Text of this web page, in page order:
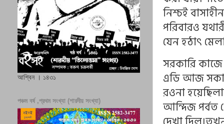
নিশ্চই
পরিবারও
যেন হঠাৎ
সরকারি
এডি আজ
রওনা
আন্দিজ পর্বত
আশ্বিন । ১৪৩১
পঞ্চম বর্ষ ,প্রথম সংখ্যা (শারদীয় সংখ্যা)